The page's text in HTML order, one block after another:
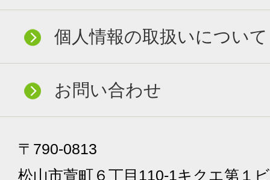
個人情報の取扱いについて
お問い合わせ
〒790-0813
松山市萱町６丁目110-1キクエ第１